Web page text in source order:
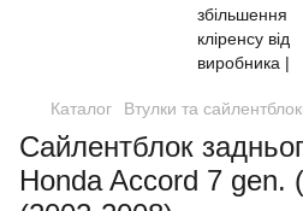
Каталог Втулки та
Сайлентблок
Honda Accord 7 gen.